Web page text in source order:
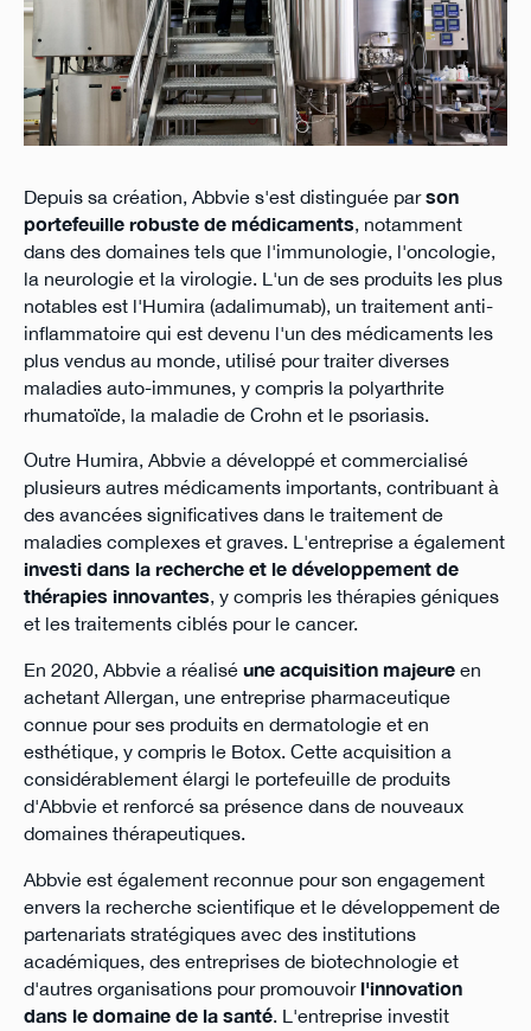
Depuis sa création, Abbvie s'est distinguée parson
portefeuille robuste de médicaments, notamment
dans des domaines tels que l'immunologie, l'oncologie,
la neurologie et la virologie. L'un de ses produits les plus
notables est l'Humira (adalimumab), un traitement anti-
inflammatoire qui est devenu l'un des médicaments les
plus vendus au monde, utilisé pour traiter diverses
maladies auto-immunes, y compris la polyarthrite
rhumatoïde, la maladie de Crohn et le psoriasis.
Outre Humira, Abbvie a développé et commercialisé
plusieurs autres médicaments importants, contribuant à
des avancées significatives dans le traitement de
maladies complexes et graves. L'entreprise a également
investi dans la recherche et le développement de
thérapies innovantes, y compris les thérapies géniques
et les traitements ciblés pour le cancer.
En 2020, Abbvie a réalisé une acquisition majeureen
achetant Allergan, une entreprise pharmaceutique
connue pour ses produits en dermatologie et en
esthétique, y compris le Botox. Cette acquisition a
considérablement élargi le portefeuille de produits
d'Abbvie et renforcé sa présence dans de nouveaux
domaines thérapeutiques.
Abbvie est également reconnue pour son engagement
envers la recherche scientifique et le développement de
partenariats stratégiques avec des institutions
académiques, des entreprises de biotechnologie et
d'autres organisations pour promouvoir l'innovation
dans le domaine de la santé. L'entreprise investit